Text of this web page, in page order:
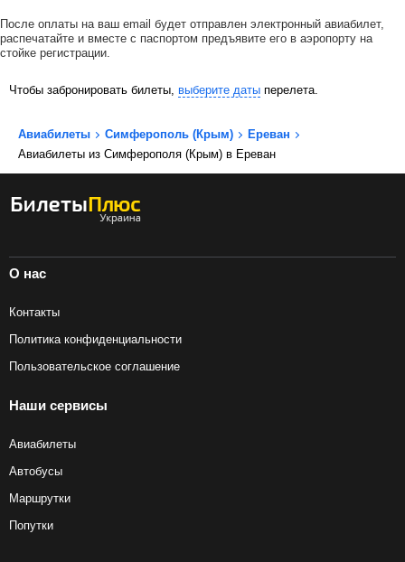
После оплаты на ваш email будет отправлен электронный авиабилет,
распечатайте и вместе с паспортом предъявите его в аэропорту на
стойке регистрации.
Чтобы забронировать билеты, выберите даты перелета.
Авиабилеты Симферополь (Крым)
Ереван
Авиабилеты из Симферополя (Крым) в Ереван
О нас
Контакты
Политика конфиденциальности
Пользовательское соглашение
Наши сервисы
Авиабилеты
Автобусы
Маршрутки
Попутки